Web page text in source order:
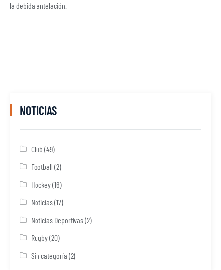
la debida antelación.
NOTICIAS
Club (49)
Football (2)
Hockey(16)
Noticias(17)
Noticias Deportivas(2)
Rugby(20)
Sin categoría (2)